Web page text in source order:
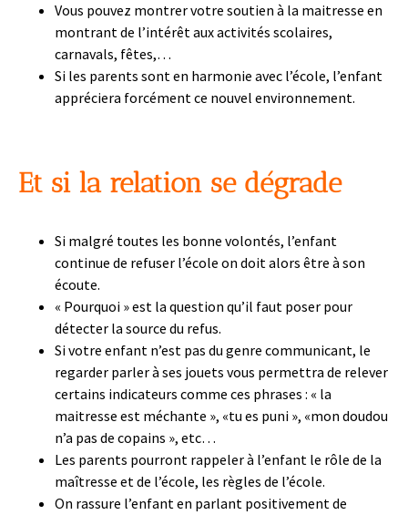
Vous pouvez montrer votre soutien à la maitresse en
montrant de l’intérêt aux activités scolaires,
carnavals, fêtes,…
Si les parents sont en harmonie avec l’école, l’enfant
appréciera forcément ce nouvel environnement.
Et si la relation se dégrade
Si malgré toutes les bonne volontés, l’enfant
continue de refuser l’école on doit alors être à son
écoute.
« Pourquoi » est la question qu’il faut poser pour
détecter la source du refus.
Si votre enfant n’est pas du genre communicant, le
regarder parler à ses jouets vous permettra de relever
certains indicateurs comme ces phrases : « la
maitresse est méchante », «tu es puni », «mon doudou
n’a pas de copains », etc…
Les parents pourront rappeler à l’enfant le rôle de la
maîtresse et de l’école, les règles de l’école.
On rassure l’enfant en parlant positivement de